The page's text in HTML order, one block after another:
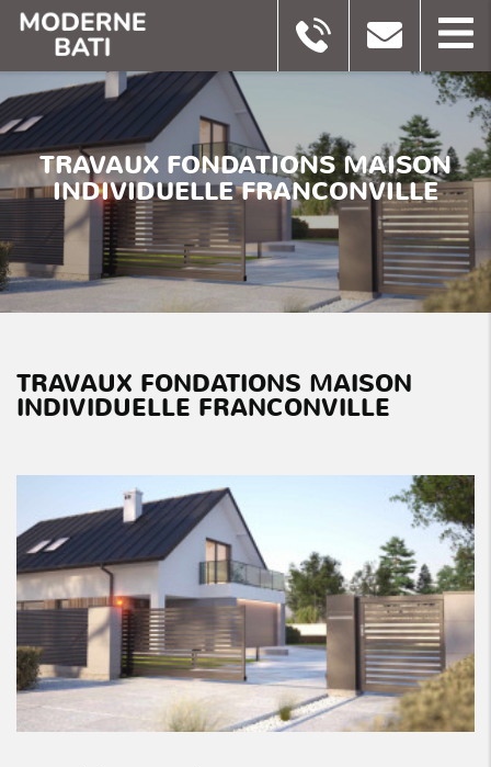
TRAVAUX FONDATIONS MAISON
INDIVIDUELLE FRANCONVILLE
TRAVAUX FONDATIONS MAISON
INDIVIDUELLE FRANCONVILLE